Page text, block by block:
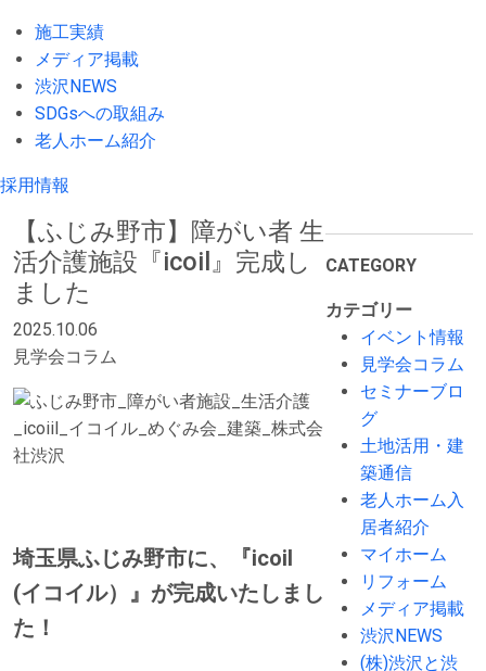
施工実績
メディア掲載
渋沢NEWS
SDGsへの取組み
老人ホーム紹介
採用情報
【ふじみ野市】障がい者 生
活介護施設『icoil』完成し
ました
2025.10.06
見学会コラム
埼玉県ふじみ野市に、『icoil
(イコイル）』が完成いたしまし
た！
CATEGORY
カテゴリー
イベント情報
見学会コラム
セミナーブロ
グ
土地活用・建
築通信
老人ホーム入
居者紹介
マイホーム
リフォーム
メディア掲載
渋沢NEWS
(株)渋沢と渋